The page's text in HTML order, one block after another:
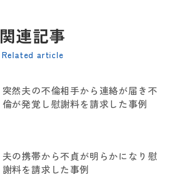
関連記事
Related article
突然夫の不倫相手から連絡が届き不
倫が発覚し慰謝料を請求した事例
夫の携帯から不貞が明らかになり慰
謝料を請求した事例